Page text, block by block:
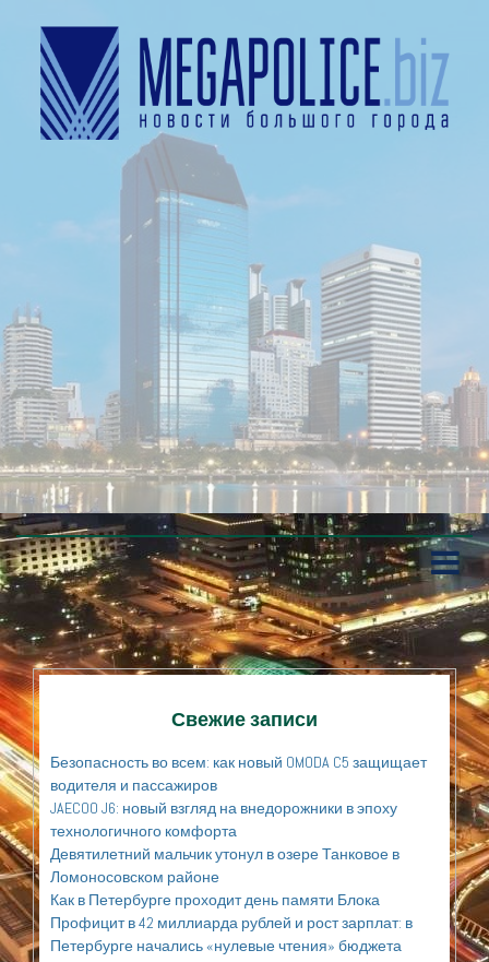
П
е
р
е
й
т
и
с
д
р
а
и
ю
Свежие записи
Безопасность во всем: как новый OMODA C5 защищает
водителя и пассажиров
JAECOO J6: новый взгляд на внедорожники в эпоху
технологичного комфорта
Девятилетний мальчик утонул в озере Танковое в
Ломоносовском районе
Как в Петербурге проходит день памяти Блока
Профицит в 42 миллиарда рублей и рост зарплат: в
Петербурге начались «нулевые чтения» бюджета